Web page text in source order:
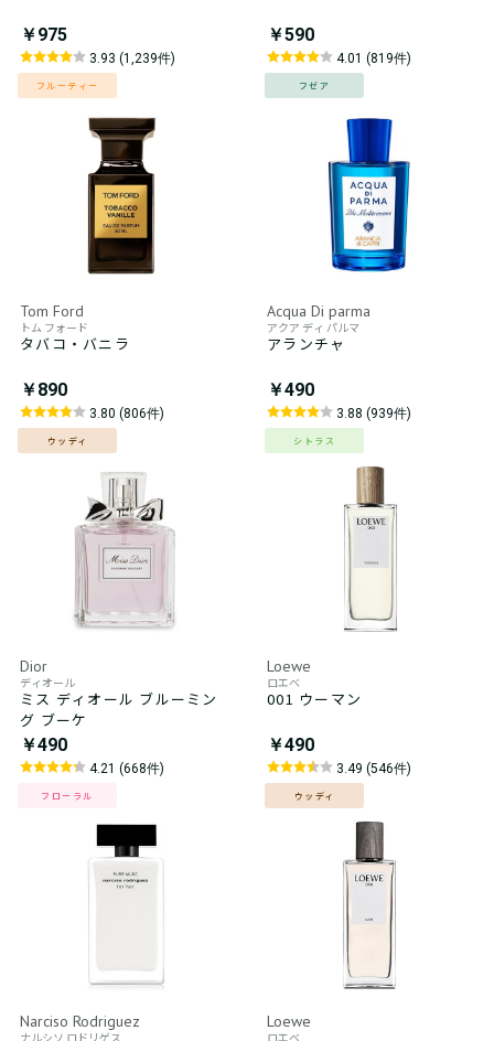
￥975
3.93 (1,239件)
フルーティー
￥590
4.01 (819件)
フゼア
Tom Ford
トム フォード
タバコ・バニラ
￥890
3.80 (806件)
ウッディ
Acqua Di parma
アクア ディ パルマ
アランチャ
￥490
3.88 (939件)
シトラス
Dior
ディオール
ミス ディオール ブルーミン
グ ブーケ
￥490
4.21 (668件)
フローラル
Loewe
ロエベ
001 ウーマン
￥490
3.49 (546件)
ウッディ
Narciso Rodriguez
ナルシソ ロドリゲス
Loewe
ロエベ